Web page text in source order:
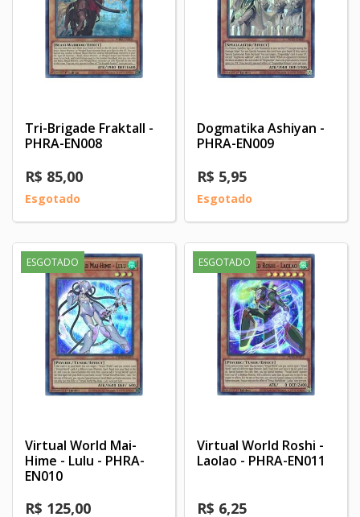
Tri-Brigade Fraktall -
PHRA-EN008
R$ 85,00
Esgotado
Dogmatika Ashiyan -
PHRA-EN009
R$ 5,95
Esgotado
ESGOTADO
Virtual World Mai-
Hime - Lulu - PHRA-
EN010
R$ 125,00
ESGOTADO
Virtual World Roshi -
Laolao - PHRA-EN011
R$ 6,25